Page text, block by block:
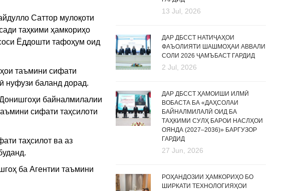
Саттор мулоқоти
таҳкими ҳамкориҳо
Ёддошти тафоҳум оид
таъмини сифати
нуфузи баланд дорад.
байналмилалии
сифати таҳсилоти
таҳсилот ва аз
ба Агентии таъмини
13 Jul, 2026
ДАР ДБССТ НАТИҶАҲОИ
ФАЪОЛИЯТИ ШАШМОҲАИ АВВАЛИ
СОЛИ 2026 ҶАМЪБАСТ ГАРДИД
2 Jul, 2026
ДАР ДБССТ ҲАМОИШИ ИЛМӢ
ВОБАСТА БА «ДАҲСОЛАИ
БАЙНАЛМИЛАЛӢ ОИД БА
ТАҲКИМИ СУЛҲ БАРОИ НАСЛҲОИ
ОЯНДА (2027–2036)» БАРГУЗОР
ГАРДИД
27 Jun, 2026
РОҲАНДОЗИИ ҲАМКОРИҲО БО
ШИРКАТИ ТЕХНОЛОГИЯҲОИ